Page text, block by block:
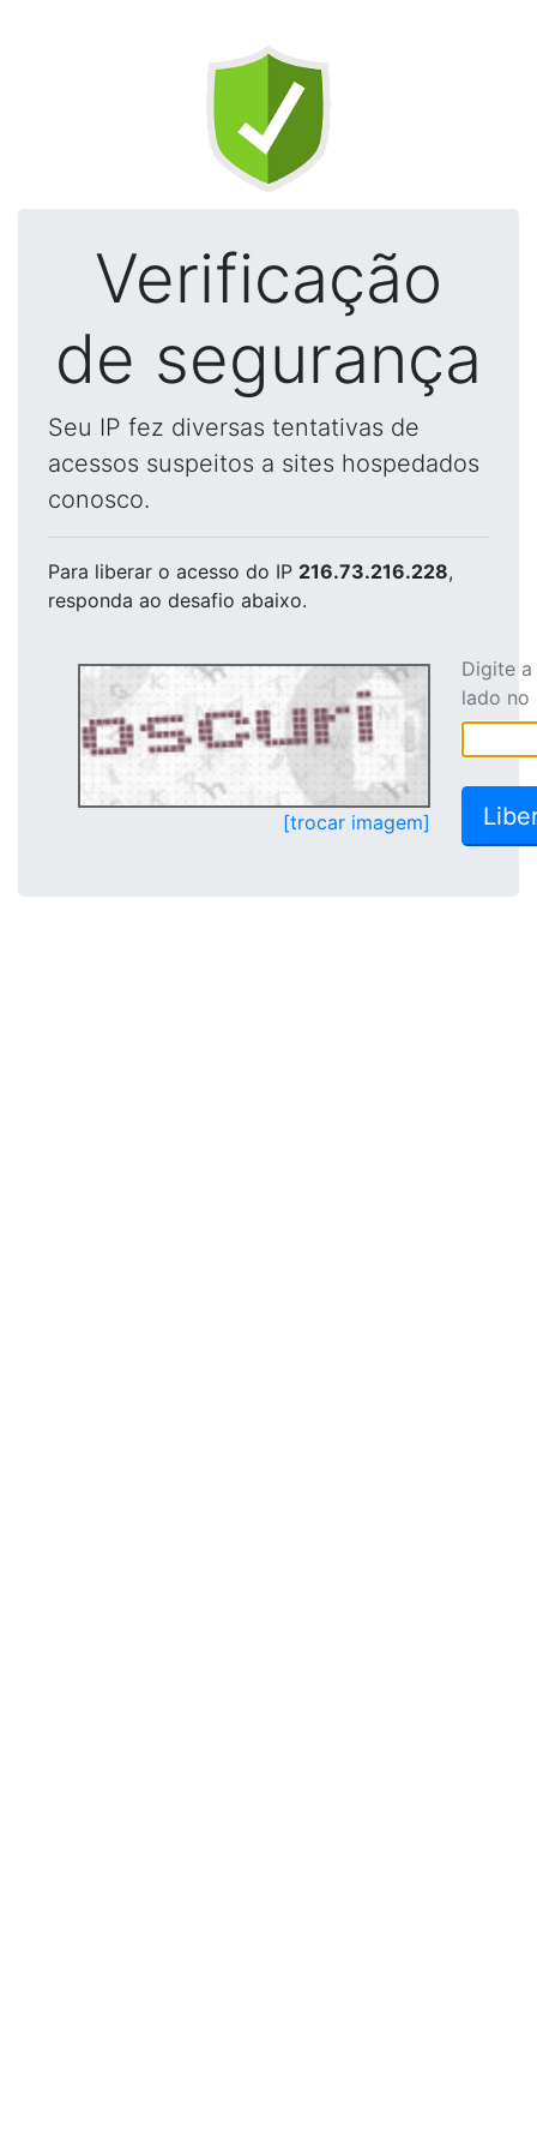
Verificação
de segurança
Seu IP fez diversas tentativas de
acessos suspeitos a sites hospedados
conosco.
Para liberar o acesso do IP 216.73.216.228,
responda ao desafio abaixo.
[trocar imagem]
Digite
lado no